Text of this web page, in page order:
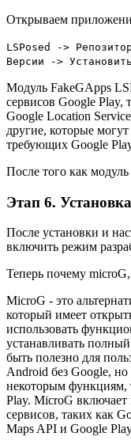
Открываем
LSPosed ->
Версии -> Установить
Модуль FakeGApps
сервисов Google Play,
Google Location
другие, которые
требующих Google
После того как
Этап 6.
После установки и
включить режим
Теперь почему microG,
MicroG - это
который имеет
использовать
устанавливать
быть полезно для
Android без Google, но
некоторым функциям,
Play. MicroG включает
сервисов, таких как
Maps API и Google